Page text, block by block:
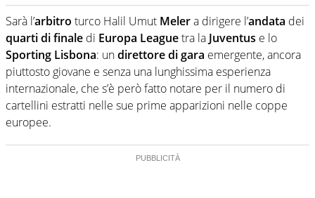
Giornalista professionista, per Virgilio Sport segue anche
il calcio ma è con la pallanuoto che esalta competenze e
passioni. Cura la comunicazione di HaBaWaBa, il più
grande festival di waterpolo per bambini al mondo
Sarà l’arbitro turco Halil Umut Melera dirigere l’andata dei
quarti di finale di Europa Leaguetra la Juventus e lo
Sporting Lisbona: undirettore di gara emergente, ancora
piuttosto giovane e senza una lunghissima esperienza
internazionale, che s’è però fatto notare per il numero di
cartellini estratti nelle sue prime apparizioni nelle coppe
europee.